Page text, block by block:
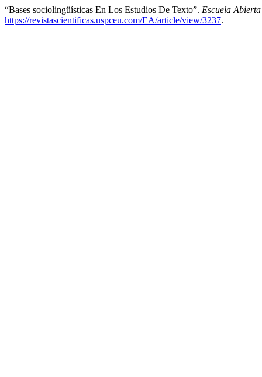
“Bases sociolingüísticas En Los Estudios De Texto”. Escuela Abierta
https://revistascientificas.uspceu.com/EA/article/view/3237.